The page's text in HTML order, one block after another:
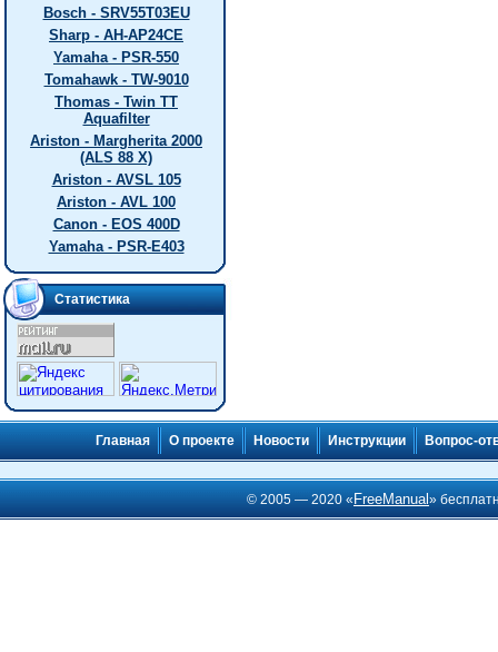
Bosch - SRV55T03EU
Sharp - AH-AP24CE
Yamaha - PSR-550
Tomahawk - TW-9010
Thomas - Twin TT
Aquafilter
Ariston - Margherita 2000
(ALS 88 X)
Ariston - AVSL 105
Ariston - AVL 100
Canon - EOS 400D
Yamaha - PSR-E403
Статистика
Главная О проекте Новости Инструкции Вопрос-
© 2005 — 2020 « FreeManual»